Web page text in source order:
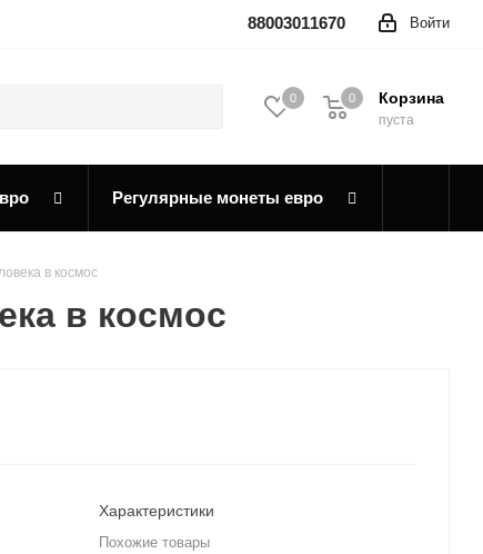
Войти
88003011670
0 Корзина
0
пуста
0
Регулярные монеты евро
в космос
в космос
Характеристики
Похожие товары